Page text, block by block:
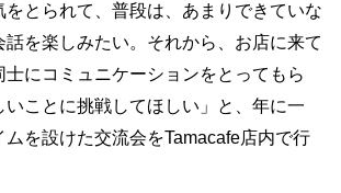
をとられて、普段は、あまりできていな
話を楽しみたい。それから、お店に来て
士にコミュニケーションをとってもら
いことに挑戦してほしい」と、年に一
ムを設けた交流会をTamacafe店内で行